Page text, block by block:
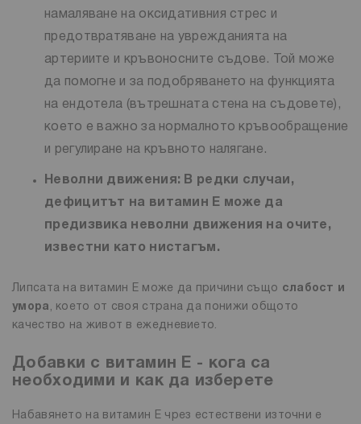
намаляване на оксидативния стрес и
предотвратяване на уврежданията на
артериите и кръвоносните съдове. Той може
да помогне и за подобряването на функцията
на ендотела (вътрешната стена на съдовете),
което е важно за нормалното кръвообращение
и регулиране на кръвното налягане.
Неволни движения: В редки случаи,
дефицитът на витамин Е може да
предизвика неволни движения на очите,
известни като нистагъм.
Липсата на витамин Е може да причини също слабост и
умора , което от своя страна да понижи общото
качество на живот в ежедневието.
Добавки с витамин Е - кога са
необходими и как да изберете
Набавянето на витамин Е чрез естествени източни е